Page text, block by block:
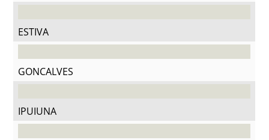
ESTIVA
GONCALVES
IPUIUNA